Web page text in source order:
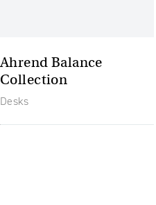
Ahrend Balance
Collection
Desks